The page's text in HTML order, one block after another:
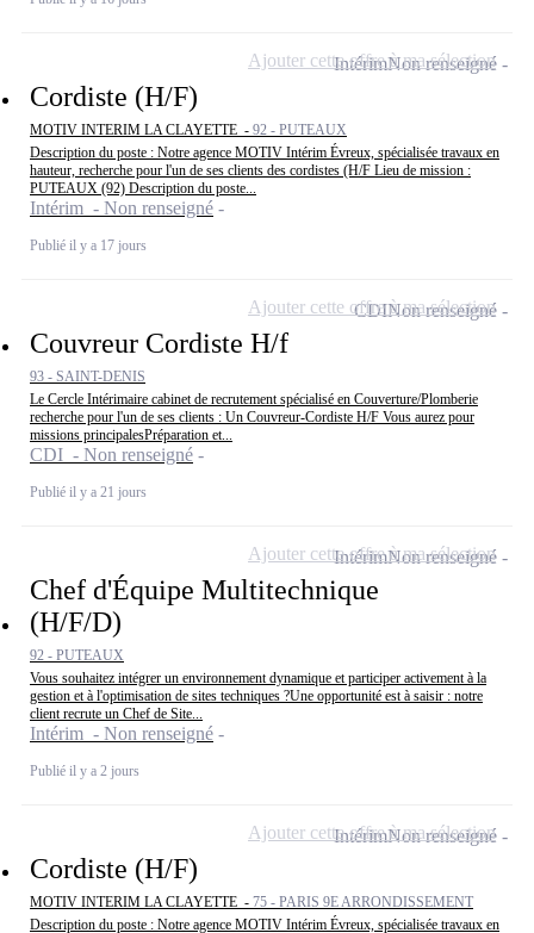
Cordiste (H/F)
MOTIV INTERIM LA CLAYETTE - 92 - PUTEAUX
Description du poste : Notre agence MOTIV Intérim Évreux, spécialisée travaux en
hauteur, recherche pour l'un de ses clients des cordistes (H/F Lieu de mission :
PUTEAUX (92) Description du poste...
Intérim - Non renseigné
Publié il y a 17 jours
IntérimNon renseigné
Ajouter cette offre à ma sélection
Couvreur Cordiste H/f
93 - SAINT-DENIS
Le Cercle Intérimaire cabinet de recrutement spécialisé en Couverture/Plomberie
recherche pour l'un de ses clients : Un Couvreur-Cordiste H/F Vous aurez pour
missions principalesPréparation et...
CDI - Non renseigné
Publié il y a 21 jours
CDINon renseigné
Ajouter cette offre à ma sélection
Chef d'Équipe Multitechnique
(H/F/D)
92 - PUTEAUX
Vous souhaitez intégrer un environnement dynamique et participer activement à la
gestion et à l'optimisation de sites techniques ?Une opportunité est à saisir : notre
client recrute un Chef de Site...
Intérim - Non renseigné
Publié il y a 2 jours
IntérimNon renseigné
Ajouter cette offre à ma sélection
Cordiste (H/F)
MOTIV INTERIM LA CLAYETTE - 75 - PARIS 9E ARRONDISSEMENT
Description du poste : Notre agence MOTIV Intérim Évreux, spécialisée travaux en
IntérimNon renseigné
Ajouter cette offre à ma sélection